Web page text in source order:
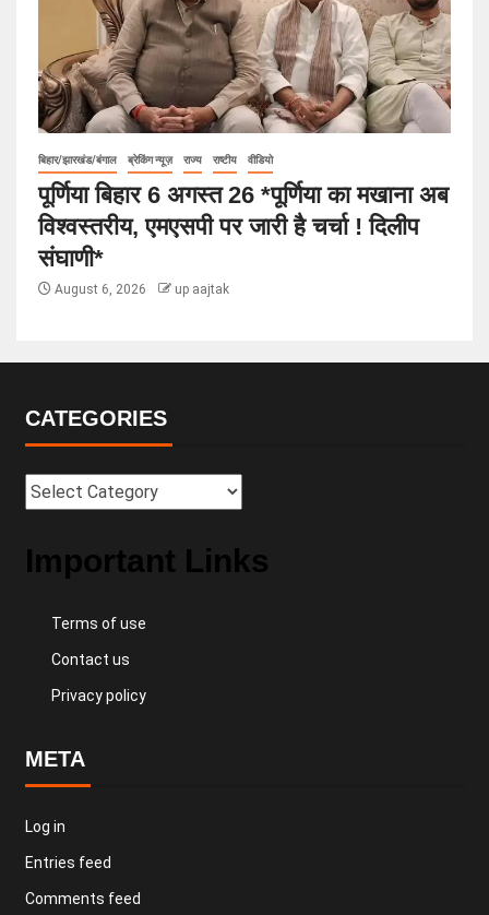
बिहार/झारखंड/बंगाल ब्रेकिंग न्यूज़ राज्य राष्टीय वीडियो
पूर्णिया बिहार 6 अगस्त 26 *पूर्णिया का मखाना अब
विश्वस्तरीय, एमएसपी पर जारी है चर्चा ! दिलीप
संघाणी*
August 6, 2026 up aajtak
CATEGORIES
Important Links
Terms of use
Contact us
Privacy policy
META
Log in
Entries feed
Comments feed